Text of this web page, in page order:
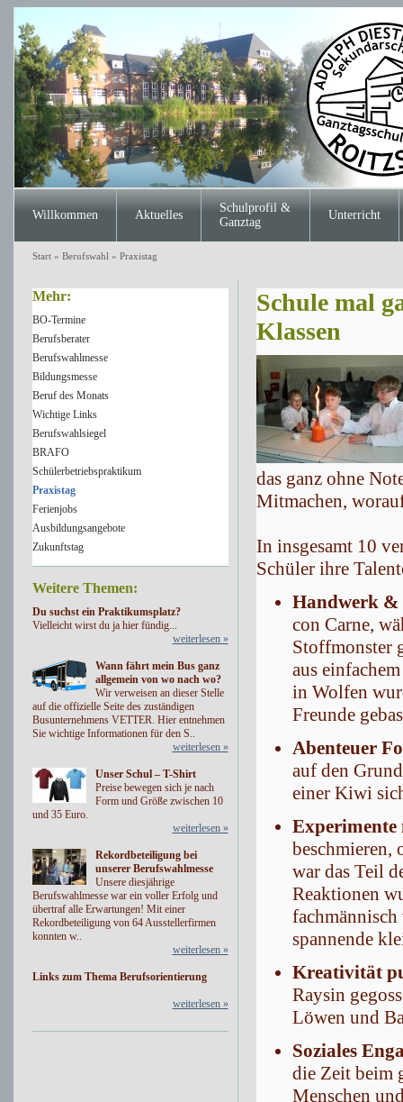
Willkommen Aktuelles
Schulprofil &
Ganztag
Unterricht
Start» Berufswahl » Praxistag
Mehr:
BO-Termine
Berufsberater
Berufswahlmesse
Bildungsmesse
Beruf des Monats
Wichtige Links
Berufswahlsiegel
BRAFO
Schülerbetriebspraktikum
Praxistag
Ferienjobs
Ausbildungsangebote
Zukunftstag
Weitere Themen:
Du suchst ein Praktikumsplatz?
Vielleicht wirst du ja hier fündig...
weiterlesen »
Wann fährt mein Bus ganz
allgemein von wo nach wo?
Wir verweisen an dieser Stelle
auf die offizielle Seite des zuständigen
Busunternehmens VETTER. Hier entnehmen
Sie wichtige Informationen für den S..
weiterlesen »
Unser Schul – T-Shirt
Preise bewegen sich je nach
Form und Größe zwischen 10
und 35 Euro.
weiterlesen »
Rekordbeteiligung bei
unserer Berufswahlmesse
Unsere diesjährige
Berufswahlmesse war ein voller Erfolg und
übertraf alle Erwartungen! Mit einer
Rekordbeteiligung von 64 Ausstellerfirmen
konnten w..
weiterlesen »
Links zum Thema Berufsorientierung
weiterlesen »
Schule mal
Klassen
das ganz ohne
Mitmachen,
In insgesamt 10
Schüler ihre
Handwerk
con Carne,
Stoffmonster
aus
in Wolfen
Freunde
Abenteuer
auf den
einer Kiwi
beschmieren,
war das Teil
Reaktionen
spannende
Kreativität
Raysin
Löwen und
Soziales
die Zeit beim
Menschen